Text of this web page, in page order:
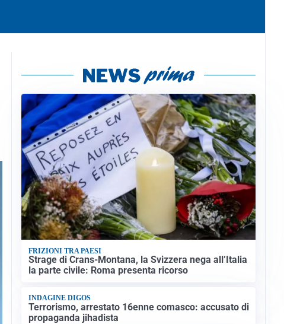
FRIZIONI TRA PAESI
Strage di Crans-Montana, la Svizzera nega all’Italia
la parte civile: Roma presenta ricorso
INDAGINE DIGOS
Terrorismo, arrestato 16enne comasco: accusato di
propaganda jihadista